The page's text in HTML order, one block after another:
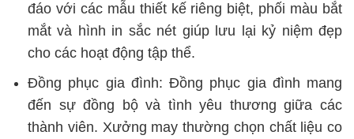
đáo với các mẫu thiết kế riêng biệt, phối màu bắt
mắt và hình in sắc nét giúp lưu lại kỷ niệm đẹp
cho các hoạt động tập thể.
Đồng phục gia đình: Đồng phục gia đình mang
đến sự đồng bộ và tình yêu thương giữa các
thành viên. Xưởng may thường chọn chất liệu co